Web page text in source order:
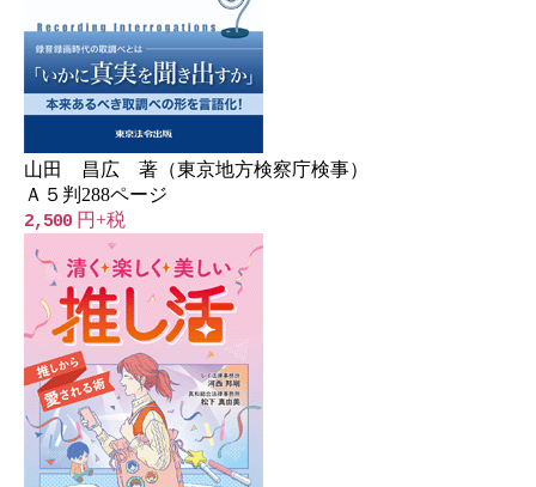
山田 昌広 著（東京地方検察庁検事）
Ａ５判288ページ
2,500 円+税